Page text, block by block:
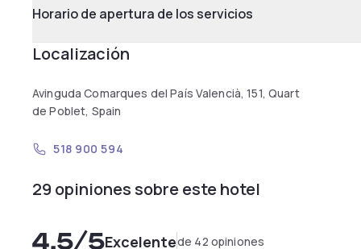
Horario de apertura de los servicios
Localización
Avinguda Comarques del País Valencià, 151, Quart
de Poblet, Spain
518 900 594
29 opiniones sobre este hotel
4,5/5Excelentede 42 opiniones